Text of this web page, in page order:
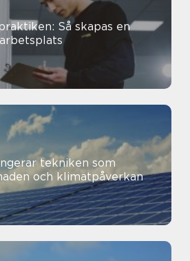
Så skapas en
och klimatpåverkan